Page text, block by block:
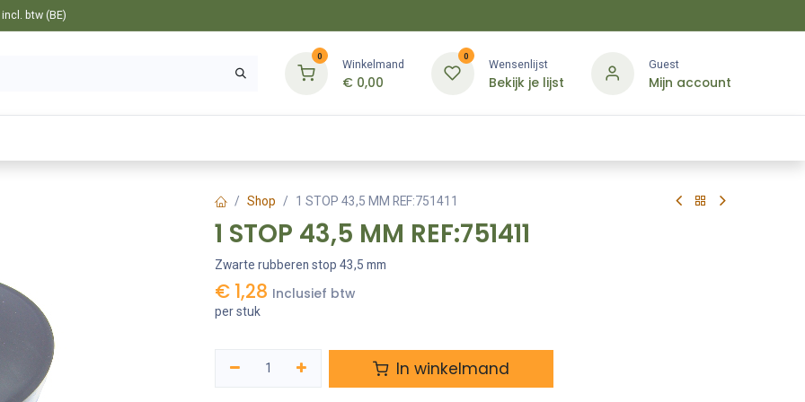
btw (BE)
0
Winkelmand
€ 0,00
0
Wensenlijst
Bekijk je lijst
Guest
Mijn account
Shop 1 STOP 43,5 MM REF:751411
1 STOP 43,5 MM REF:751411
Zwarte rubberen stop 43,5 mm
€ 1,28 Inclusief btw
per stuk
In winkelmand